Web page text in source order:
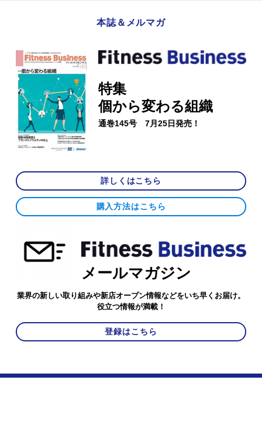
本誌＆メルマガ
特集
個から変わる組織
通巻145号 7月25日発売！
詳しくはこちら
購入方法はこちら
メールマガジン
業界の新しい取り組みや新店オープン情報などをいち早くお届け。
役立つ情報が満載！
登録はこちら